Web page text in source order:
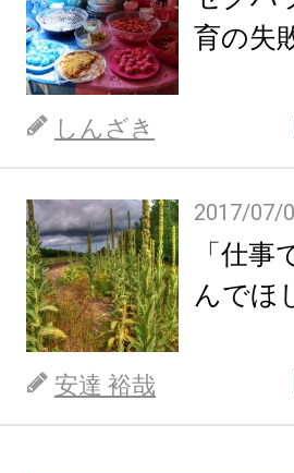
育の失
しんざき
2017/07/
「仕
んでほ
安達 裕哉